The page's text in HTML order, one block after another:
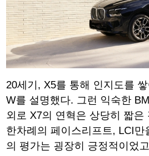
20세기, X5를 통해 인지도를
W를 설명했다. 그런 익숙한
외로 X7의 연혁은 상당히 짧은
한차례의 페이스리프트, LCI
의 평가는 굉장히 긍정적이었